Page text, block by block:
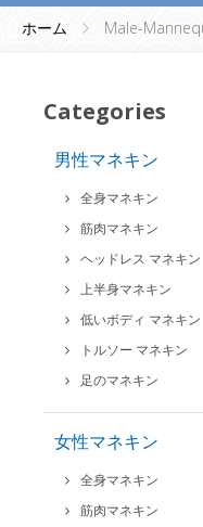
ホーム Male-
Categories
男性マネキン
全身マネキン
筋肉マネキン
ヘッドレス マネキン
上半身マネキン
低いボディ マネキン
トルソー マネキン
足のマネキン
女性マネキン
全身マネキン
筋肉マネキン